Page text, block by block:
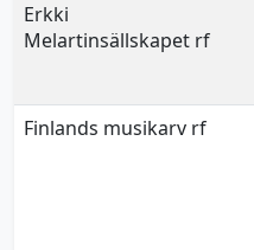
Erkki
Melartinsällskapet rf
Finlands musikarv rf